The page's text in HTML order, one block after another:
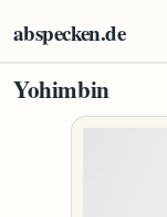
abspecken.de
Yohimbin